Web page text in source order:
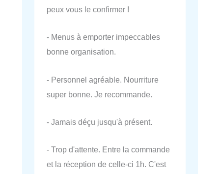
peux vous le confirmer !
- Menus à emporter impeccables
bonne organisation.
- Personnel agréable. Nourriture
super bonne. Je recommande.
- Jamais déçu jusqu'à présent.
- Trop d'attente. Entre la commande
et la réception de celle-ci 1h. C'est